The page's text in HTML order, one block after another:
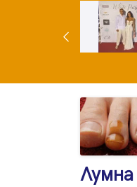
Лумна